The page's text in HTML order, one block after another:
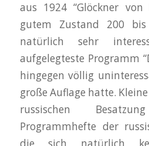
aus 1924 “Glöckner
gutem Zustand 200
natürlich sehr
aufgelegteste Programm
hingegen völlig
große Auflage hatte.
russischen
Programmhefte der